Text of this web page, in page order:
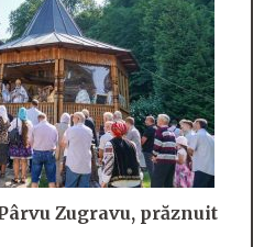
Zugravu, prăznuit